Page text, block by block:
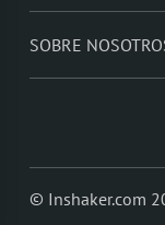
SOBRE
© Inshaker.com